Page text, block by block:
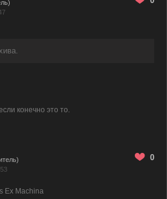
конечно это то.
0
Ex Machina